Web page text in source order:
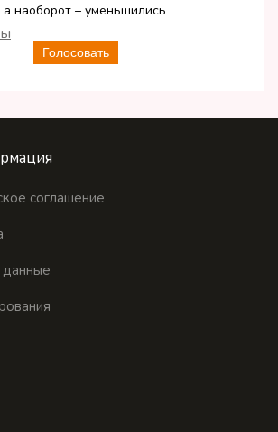
наоборот – уменьшились
Голосовать
соглашение